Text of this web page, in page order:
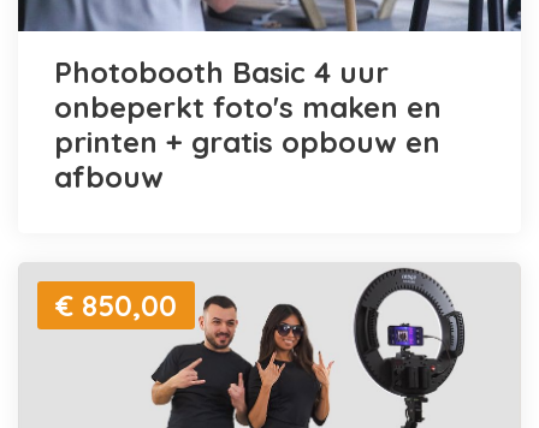
Photobooth Basic 4 uur
onbeperkt foto's maken en
printen + gratis opbouw en
afbouw
€ 850,00